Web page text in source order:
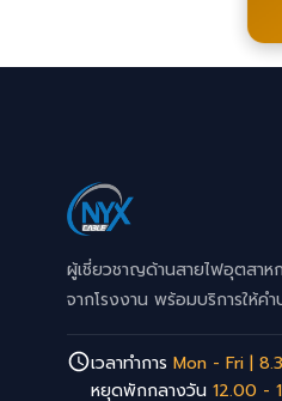
ผู้เชี่ยวชาญด้านสายไฟอุตสา
จากโรงงาน พร้อมบริการให้ค
เวลาทำการ Mon - Fri |
หยุดพักกลางวัน 12.00 -